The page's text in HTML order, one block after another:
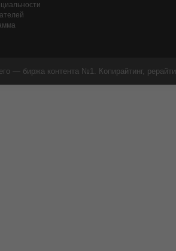
— биржа контента №1. Копирайтинг,